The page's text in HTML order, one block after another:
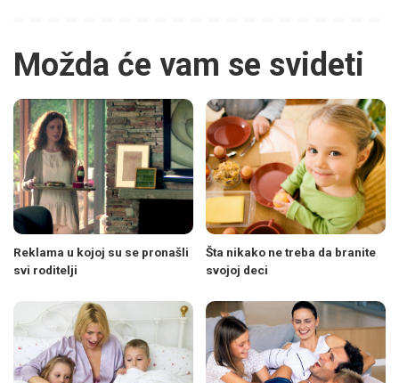
Možda će vam se svideti
Reklama u kojoj su se pronašli
svi roditelji
Šta nikako ne treba da branite
svojoj deci